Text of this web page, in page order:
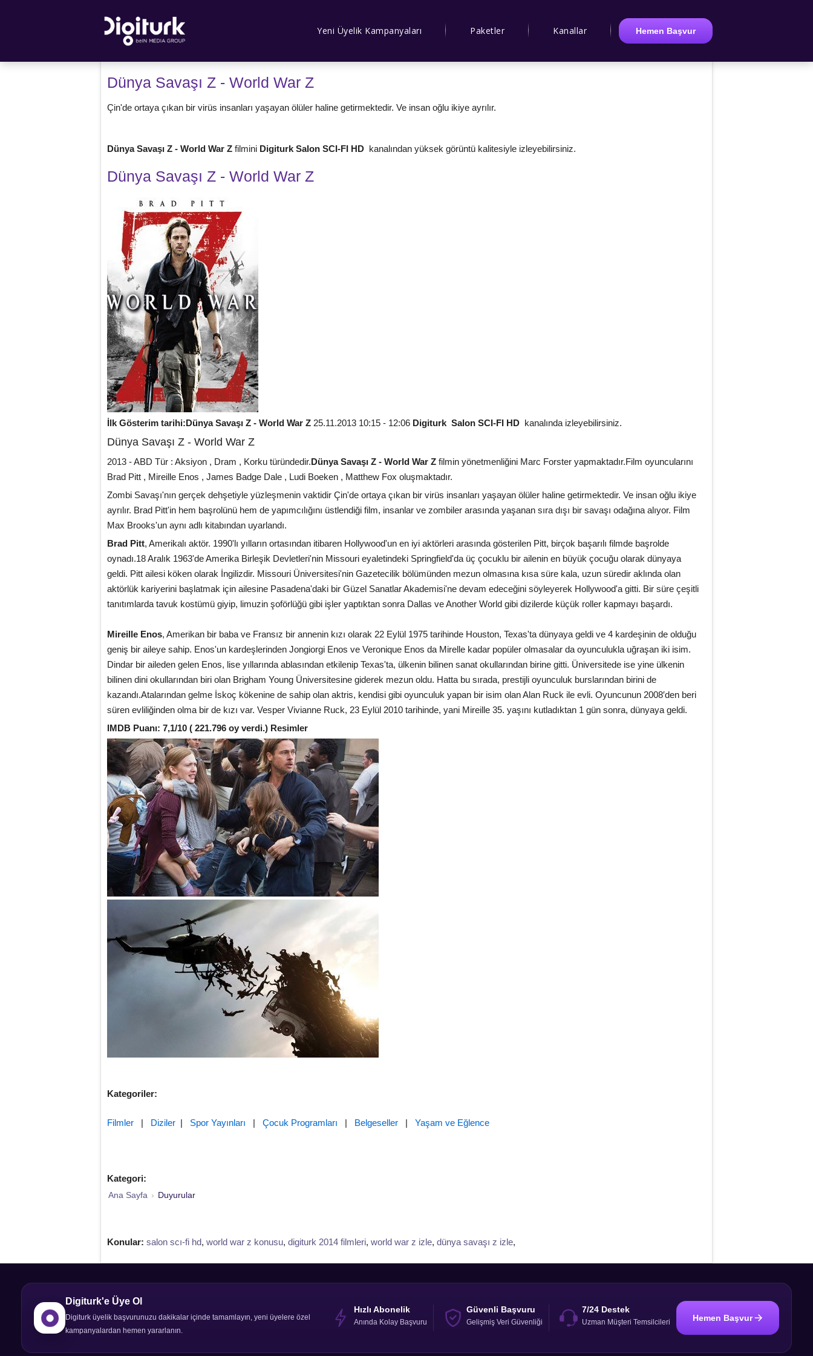
Yeni Üyelik Kampanyaları Paketler Kanallar Hemen Başvur
Dünya Savaşı Z - World War Z
Çin'de ortaya çıkan bir virüs insanları yaşayan ölüler haline getirmektedir. Ve insan oğlu ikiye ayrılır.
Dünya Savaşı Z - World War Z filmini Digiturk Salon SCI-FI HD kanalından yüksek görüntü kalitesiyle izleyebilirsiniz.
Dünya Savaşı Z - World War Z
İlk Gösterim tarihi:Dünya Savaşı Z - World War Z 25.11.2013 10:15 - 12:06 Digiturk Salon SCI-FI HD kanalında izleyebilirsiniz.
Dünya Savaşı Z - World War Z
2013 - ABD Tür : Aksiyon , Dram , Korku türündedir.Dünya Savaşı Z - World War Z filmin yönetmenliğini Marc Forster yapmaktadır.Film oyuncularını
Brad Pitt , Mireille Enos , James Badge Dale , Ludi Boeken , Matthew Fox oluşmaktadır.
Zombi Savaşı'nın gerçek dehşetiyle yüzleşmenin vaktidir Çin'de ortaya çıkan bir virüs insanları yaşayan ölüler haline getirmektedir. Ve insan oğlu ikiye
ayrılır. Brad Pitt'in hem başrolünü hem de yapımcılığını üstlendiği film, insanlar ve zombiler arasında yaşanan sıra dışı bir savaşı odağına alıyor. Film
Max Brooks'un aynı adlı kitabından uyarlandı.
Brad Pitt, Amerikalı aktör. 1990'lı yılların ortasından itibaren Hollywood'un en iyi aktörleri arasında gösterilen Pitt, birçok başarılı filmde başrolde
oynadı.18 Aralık 1963'de Amerika Birleşik Devletleri'nin Missouri eyaletindeki Springfield'da üç çocuklu bir ailenin en büyük çocuğu olarak dünyaya
geldi. Pitt ailesi köken olarak İngilizdir. Missouri Üniversitesi'nin Gazetecilik bölümünden mezun olmasına kısa süre kala, uzun süredir aklında olan
aktörlük kariyerini başlatmak için ailesine Pasadena'daki bir Güzel Sanatlar Akademisi'ne devam edeceğini söyleyerek Hollywood'a gitti. Bir süre çeşitli
tanıtımlarda tavuk kostümü giyip, limuzin şoförlüğü gibi işler yaptıktan sonra Dallas ve Another World gibi dizilerde küçük roller kapmayı başardı.
Mireille Enos, Amerikan bir baba ve Fransız bir annenin kızı olarak 22 Eylül 1975 tarihinde Houston, Texas'ta dünyaya geldi ve 4 kardeşinin de olduğu
geniş bir aileye sahip. Enos'un kardeşlerinden Jongiorgi Enos ve Veronique Enos da Mirelle kadar popüler olmasalar da oyunculukla uğraşan iki isim.
Dindar bir aileden gelen Enos, lise yıllarında ablasından etkilenip Texas'ta, ülkenin bilinen sanat okullarından birine gitti. Üniversitede ise yine ülkenin
bilinen dini okullarından biri olan Brigham Young Üniversitesine giderek mezun oldu. Hatta bu sırada, prestijli oyunculuk burslarından birini de
kazandı.Atalarından gelme İskoç kökenine de sahip olan aktris, kendisi gibi oyunculuk yapan bir isim olan Alan Ruck ile evli. Oyuncunun 2008′den beri
süren evliliğinden olma bir de kızı var. Vesper Vivianne Ruck, 23 Eylül 2010 tarihinde, yani Mireille 35. yaşını kutladıktan 1 gün sonra, dünyaya geldi.
IMDB Puanı: 7,1/10 ( 221.796 oy verdi.) Resimler
Kategoriler:
Filmler | Diziler | Spor Yayınları | Çocuk Programları | Belgeseller | Yaşam ve Eğlence
Kategori:
Ana Sayfa › Duyurular
Konular: salon scı-fi hd, world war z konusu, digiturk 2014 filmleri, world war z izle, dünya savaşı z izle,
Digiturk'e Üye Ol
Digiturk üyelik başvurunuzu dakikalar içinde tamamlayın, yeni üyelere özel
kampanyalardan hemen yararlanın.
Hızlı Abonelik
Anında Kolay Başvuru
Güvenli Başvuru
Gelişmiş Veri Güvenliği
7/24 Destek
Uzman Müşteri Temsilcileri Hemen Başvur